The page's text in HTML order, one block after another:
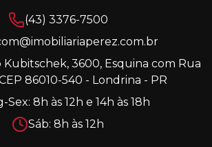
(43) 3376-7500
Kubitschek, 3600, Esquina com Rua
86010-540 - Londrina - PR
Sex: 8h às 12h e 14h às 18h
Sáb: 8h às 12h